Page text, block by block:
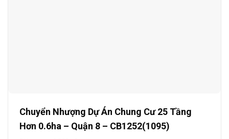
Chuyển Nhượng Dự Án Chung Cư 25 Tầng
Hơn 0.6ha – Quận 8 – CB1252(1095)